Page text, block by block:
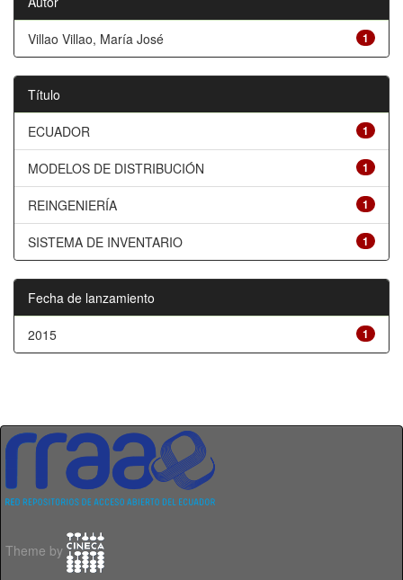
1
Villao Villao, María José
Título
1
ECUADOR
1
MODELOS DE DISTRIBUCIÓN
1
REINGENIERÍA
1
SISTEMA DE INVENTARIO
Fecha de lanzamiento
1
2015
Theme by